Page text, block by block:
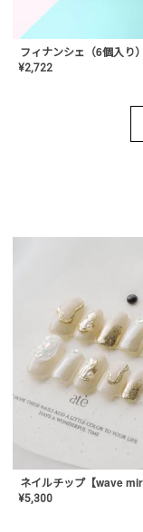
フィナンシェ（6個入り）
¥2,722
¥5,300